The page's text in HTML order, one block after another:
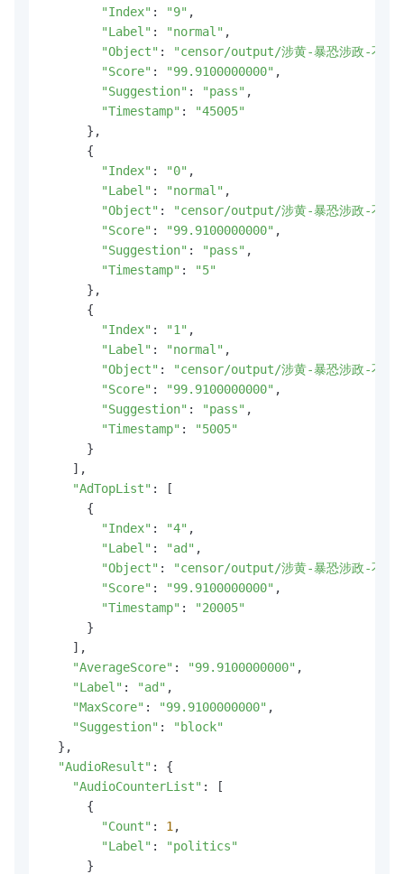
"Index" : "9" ,
"Label" : "normal" ,
"Object" :
"censor/output/涉黄-暴恐涉政-不良
"Score" : "99.9100000000" ,
"Suggestion" : "pass" ,
"Timestamp" :
"45005"
      },
      {
"Index" : "0" ,
"Label" : "normal" ,
"Object" :
"censor/output/涉黄-暴恐涉政-不良
"Score" : "99.9100000000" ,
"Suggestion" : "pass" ,
"Timestamp" :
"5"
      },
      {
"Index" : "1" ,
"Label" : "normal" ,
"Object" :
"censor/output/涉黄-暴恐涉政-不良
"Score" : "99.9100000000" ,
"Suggestion" : "pass" ,
"Timestamp" :
"5005"
      }
    ],
"AdTopList" : [
      {
"Index" : "4" ,
"Label" : "ad" ,
"Object" :
"censor/output/涉黄-暴恐涉政-不良
"Score" : "99.9100000000" ,
"Timestamp" :
"20005"
      }
    ],
"AverageScore" : "99.9100000000" ,
"Label" : "ad" ,
"MaxScore" : "99.9100000000" ,
"Suggestion" :
"block"
  },
"AudioResult" : {
"AudioCounterList" : [
      {
"Count" : 1 ,
"Label" :
"politics"
      }